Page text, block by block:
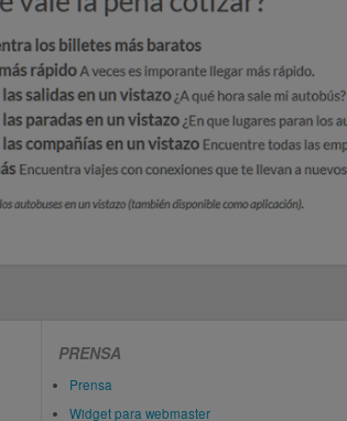
PRENSA
Prensa
Widget para webmaster